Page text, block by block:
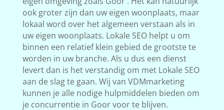
ook groter zijn dan uw eigen woonplaats, maar
lokaal word over het algemeen verstaan als in
uw eigen woonplaats. Lokale SEO helpt u om
binnen een relatief klein gebied de grootste te
worden in uw branche. Als u dus een dienst
levert dan is het verstandig om met Lokale SEO
aan de slag te gaan. Wij van VDMmarketing
kunnen je alle nodige hulpmiddelen bieden om
je concurrentie in Goor voor te blijven.